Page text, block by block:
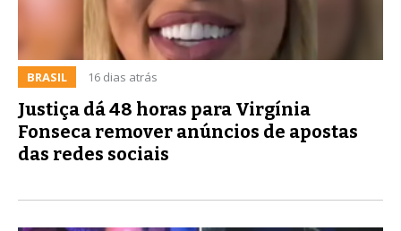
BRASIL 16 dias atrás
Justiça dá 48 horas para Virgínia
Fonseca remover anúncios de apostas
das redes sociais